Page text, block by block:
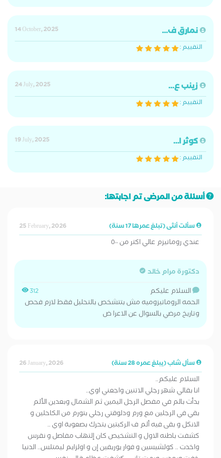
نمارق ف...
14 October, 2025
التقييم :
زينب ع...
24 July, 2025
التقييم :
كوثر ا...
19 July, 2025
التقييم :
أسئلة من المرضى تم اجابتها:
سألت أنثى (تبلغ عمرها 17 سنة) 25 February, 2026
عندي روماتيزم عالي اكتر من ٥٠٠
دكتورة مرام خالد
312
السلام عليكم
الحمه الروماتيزوميه مش بتتشخص بالتحليل فقط لازم فحص
وتاريخ مرضي بالسوال عن الاعرا ض
سأل شاب (يبلغ عمره 28 سنة) 26 January, 2026
السلام عليكم..
انا بقالي شهر رجلي الاتنين واجعني اوي..
بدأت بالم في مفصل الرجل اليمين ثم الشمال وبعدين الألم
بقي في الرجلين مع ورم ودلوقتي رجلي بتورم من الكاحلين و
الانكل و بقى فيه ألم ف الركبتين بتحرك بصعوبة اوي ..
كشفت باطنه الاول و التشخيص كان إلتهاب مفاصل و نقرس
واخدت .. كولشيسين و فوار يوريفين إن و اولزايم ليمتلس.. الدنيا